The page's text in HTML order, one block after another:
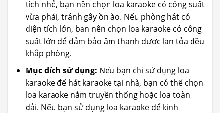
tích nhỏ, bạn nên chọn loa karaoke có công suất
vừa phải, tránh gây ồn ào. Nếu phòng hát có
diện tích lớn, bạn nên chọn loa karaoke có công
suất lớn để đảm bảo âm thanh được lan tỏa đều
khắp phòng.
Mục đích sử dụng: Nếu bạn chỉ sử dụng loa
karaoke để hát karaoke tại nhà, bạn có thể chọn
loa karaoke nằm truyền thống hoặc loa toàn
dải. Nếu bạn sử dụng loa karaoke để kinh